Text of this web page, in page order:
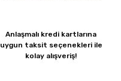
Anlaşmalı kredi kartlarına
uygun taksit seçenekleri ile
kolay alışveriş!